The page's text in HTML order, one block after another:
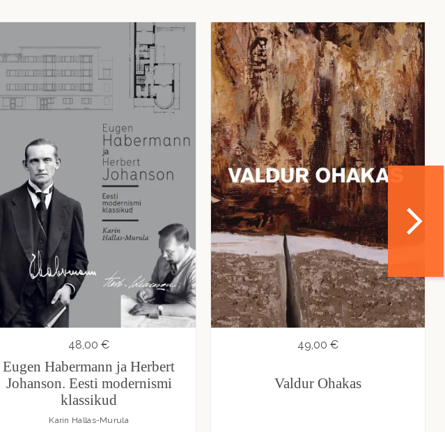
48,00 €
Eugen Habermann ja Herbert
Johanson. Eesti modernismi
klassikud
Karin Hallas-Murula
49,00 €
Valdur Ohakas